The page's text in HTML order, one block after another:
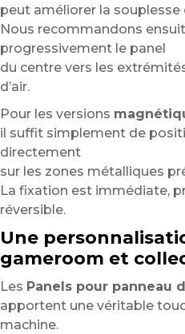
peut améliorer la souplesse
Nous recommandons
progressivement le panel
du centre vers les
d’air.
Pour les versions
il suffit simplement de
directement
sur les zones métalliques
La fixation est immédiate,
réversible.
Une
gameroom et
Les Panels pour panneau
apportent une véritable
machine.